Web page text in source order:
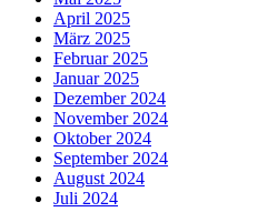
April 2025
März 2025
Februar 2025
Januar 2025
Dezember 2024
November 2024
Oktober 2024
September 2024
August 2024
Juli 2024